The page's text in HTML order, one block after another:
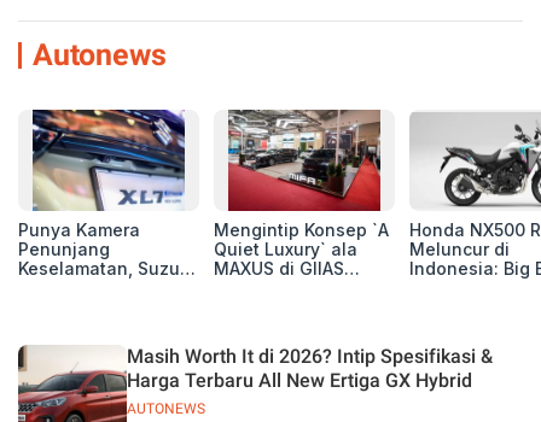
Autonews
Punya Kamera
Penunjang
Keselamatan, Suzuki
Mengintip Konsep `A
Quiet Luxury` ala
MAXUS di GIIAS
Honda NX500
Meluncur di
Indonesia: Big
Juta
AUTONEWS
Masih Worth It di 2026? Intip Spesifikasi &
Harga Terbaru All New Ertiga GX Hybrid